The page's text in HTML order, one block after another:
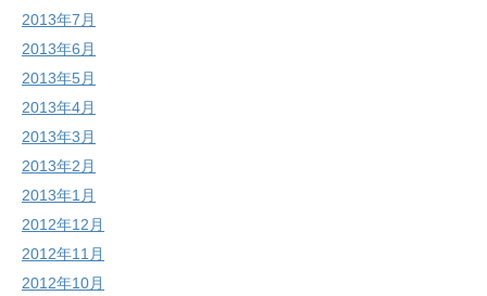
2013年7月
2013年6月
2013年5月
2013年4月
2013年3月
2013年2月
2013年1月
2012年12月
2012年11月
2012年10月